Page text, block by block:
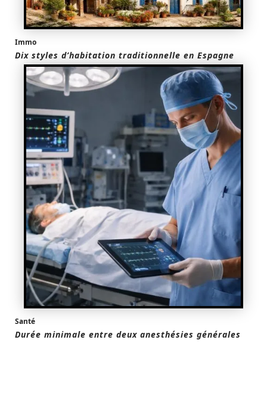
Immo
Dix styles d’habitation traditionnelle en Espagne
Santé
Durée minimale entre deux anesthésies générales